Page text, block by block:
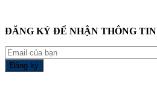
ĐĂNG KÝ ĐỂ NHẬN THÔNG TIN